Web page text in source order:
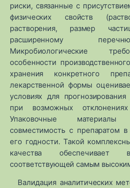
риски, связанные с
физических свойств
растворения, размер
расширенному
Микробиологические
особенности
хранения конкретного
лекарственной формы
условиях для
при возможных
Упаковочные
совместимость с препаратом
его годности. Такой
качества обеспечивает
соответствующей самым
Валидация аналитических